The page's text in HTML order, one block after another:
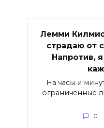
Лемми
страдаю от
Напротив,
На часы и
ограниченные
0